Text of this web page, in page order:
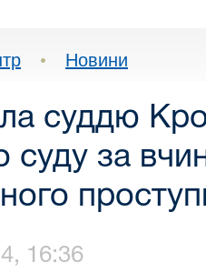
• Новини
суддю
суду за
16:36